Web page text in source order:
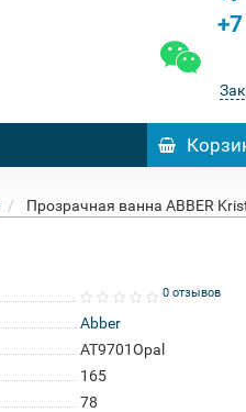
Прозрачная ванна ABBER
0 отзывов
Abber
AT9701Opal
165
78